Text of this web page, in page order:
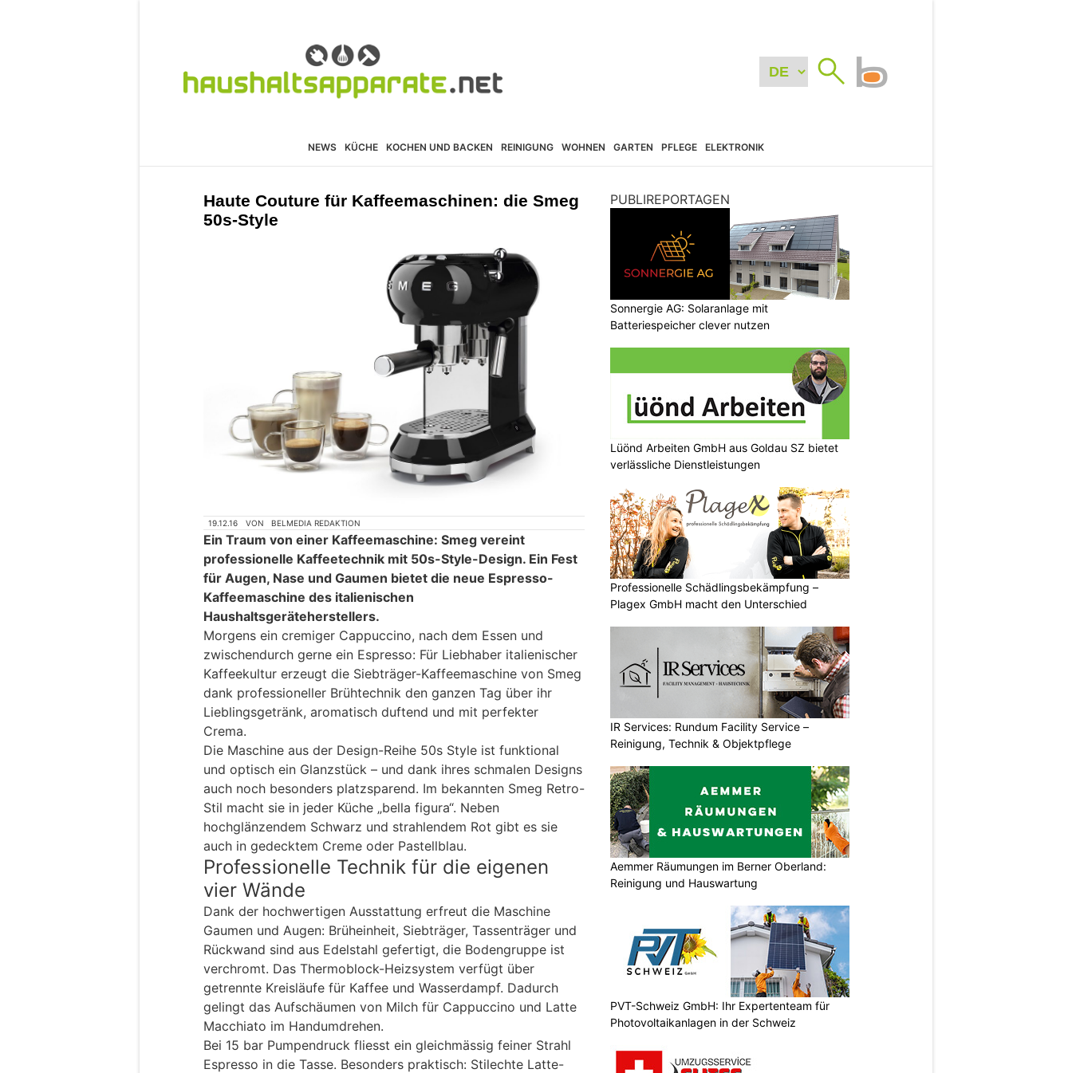
NEWS KÜCHE KOCHEN UND BACKEN REINIGUNG WOHNEN GARTEN PFLEGE ELEKTRONIK
Haute Couture für Kaffeemaschinen: die Smeg
50s-Style
19.12.16 VON BELMEDIA REDAKTION
Ein Traum von einer Kaffeemaschine: Smeg vereint
professionelle Kaffeetechnik mit 50s-Style-Design. Ein Fest
für Augen, Nase und Gaumen bietet die neue Espresso-
Kaffeemaschine des italienischen
Haushaltsgeräteherstellers.
Morgens ein cremiger Cappuccino, nach dem Essen und
zwischendurch gerne ein Espresso: Für Liebhaber italienischer
Kaffeekultur erzeugt die Siebträger-Kaffeemaschine von Smeg
dank professioneller Brühtechnik den ganzen Tag über ihr
Lieblingsgetränk, aromatisch duftend und mit perfekter
Crema.
Die Maschine aus der Design-Reihe 50s Style ist funktional
und optisch ein Glanzstück – und dank ihres schmalen Designs
auch noch besonders platzsparend. Im bekannten Smeg Retro-
Stil macht sie in jeder Küche „bella figura“. Neben
hochglänzendem Schwarz und strahlendem Rot gibt es sie
auch in gedecktem Creme oder Pastellblau.
Professionelle Technik für die eigenen
vier Wände
Dank der hochwertigen Ausstattung erfreut die Maschine
Gaumen und Augen: Brüheinheit, Siebträger, Tassenträger und
Rückwand sind aus Edelstahl gefertigt, die Bodengruppe ist
verchromt. Das Thermoblock-Heizsystem verfügt über
getrennte Kreisläufe für Kaffee und Wasserdampf. Dadurch
gelingt das Aufschäumen von Milch für Cappuccino und Latte
Macchiato im Handumdrehen.
Bei 15 bar Pumpendruck fliesst ein gleichmässig feiner Strahl
Espresso in die Tasse. Besonders praktisch: Stilechte Latte-
PUBLIREPORTAGEN
Sonnergie AG: Solaranlage mit
Batteriespeicher clever nutzen
Lüönd Arbeiten GmbH aus Goldau SZ bietet
verlässliche Dienstleistungen
Professionelle Schädlingsbekämpfung –
Plagex GmbH macht den Unterschied
IR Services: Rundum Facility Service –
Reinigung, Technik & Objektpflege
Aemmer Räumungen im Berner Oberland:
Reinigung und Hauswartung
PVT-Schweiz GmbH: Ihr Expertenteam für
Photovoltaikanlagen in der Schweiz